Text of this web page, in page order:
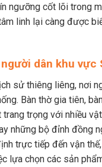
ngưỡng cốt lõi trong
linh lại càng được
dân khu vực
sử thiêng liêng, nơi
Bàn thờ gia tiên,
trọng với nhiều
những bộ đỉnh đồng
trực tiếp đến vận
lựa chọn các sản